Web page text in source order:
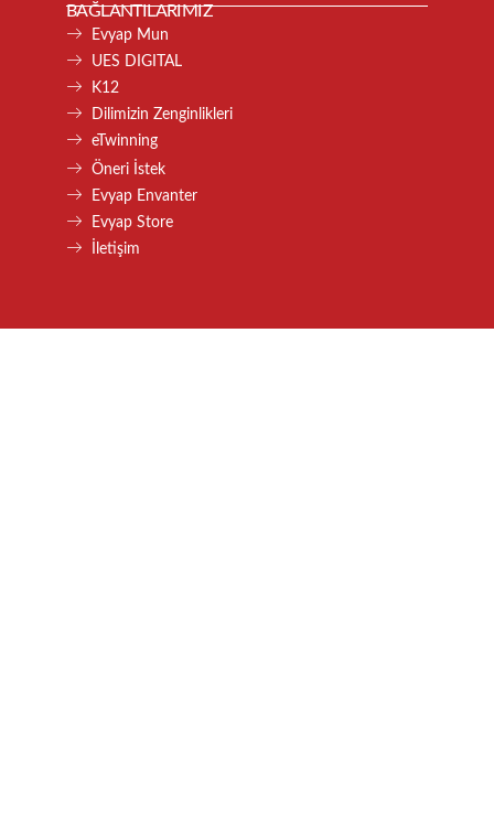
BAĞLANTILARIMIZ
Evyap Mun
UES DIGITAL
K12
Dilimizin Zenginlikleri
eTwinning
Öneri İstek
Evyap Envanter
Evyap Store
İletişim